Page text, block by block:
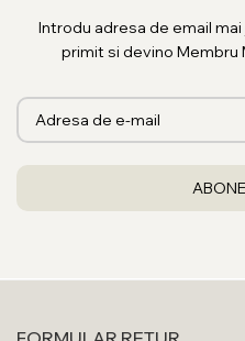
Introdu adresa de email
primit si devino Membru